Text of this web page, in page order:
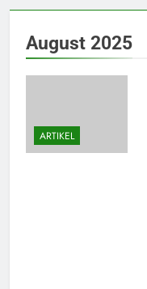
August 2025
ARTIKEL